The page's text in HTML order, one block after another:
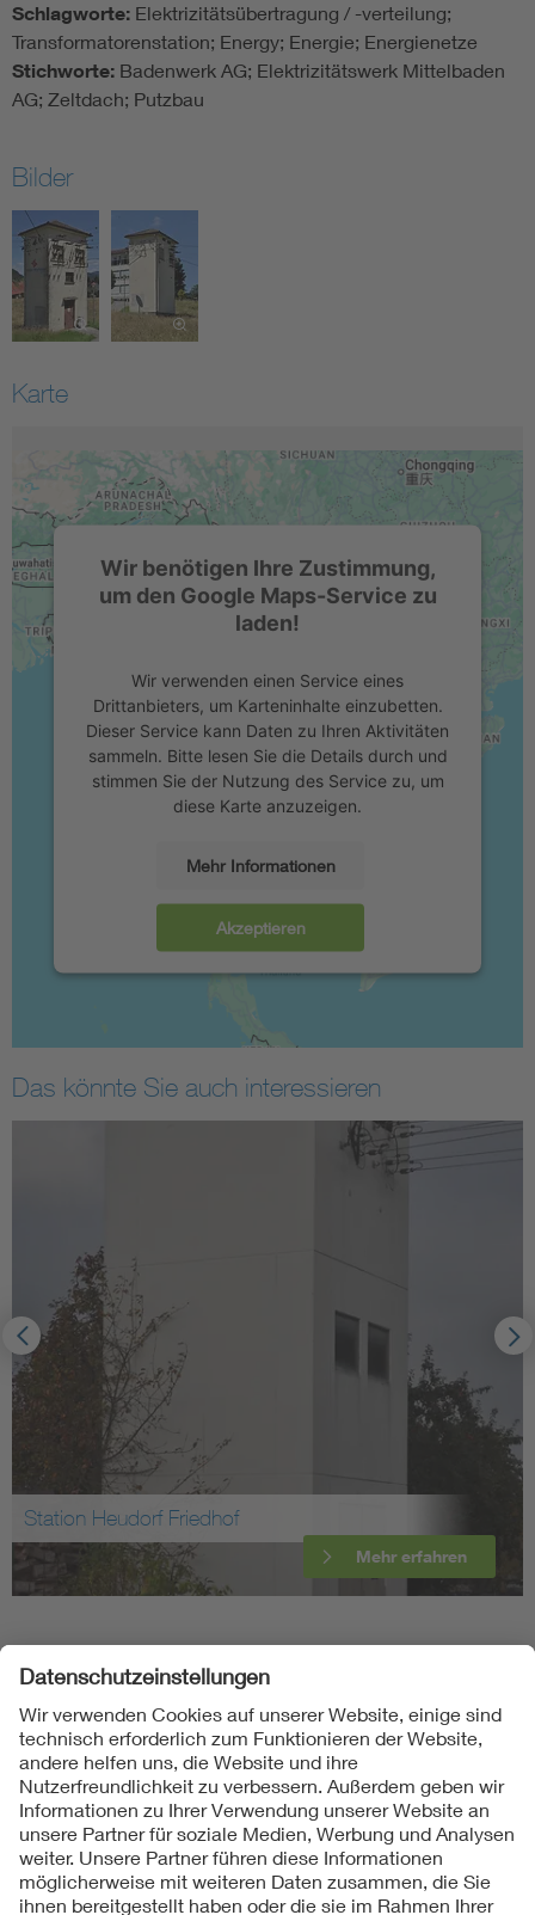
Schlagworte: Elektrizitätsübertragung / -verteilung;
Transformatorenstation; Energy; Energie; Energienetze
Stichworte: Badenwerk AG; Elektrizitätswerk Mittelbaden
AG; Zeltdach; Putzbau
Bilder
Karte
Wir benötigen Ihre Zustimmung,
um den Google Maps-Service zu
laden!
Wir verwenden einen Service eines
Drittanbieters, um Karteninhalte einzubetten.
Dieser Service kann Daten zu Ihren Aktivitäten
sammeln. Bitte lesen Sie die Details durch und
stimmen Sie der Nutzung des Service zu, um
diese Karte anzuzeigen.
Mehr Informationen
Akzeptieren
Das könnte Sie auch interessieren
Station Heudorf Friedhof
Mehr erfahren
Folgen Sie uns